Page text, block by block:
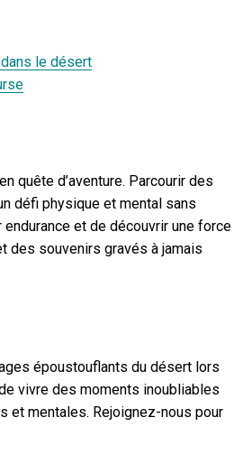
le désert
quête d’aventure. Parcourir des
défi physique et mental sans
et de découvrir une force
des souvenirs gravés à jamais
époustouflants du désert lors
vivre des moments inoubliables
et mentales. Rejoignez-nous pour